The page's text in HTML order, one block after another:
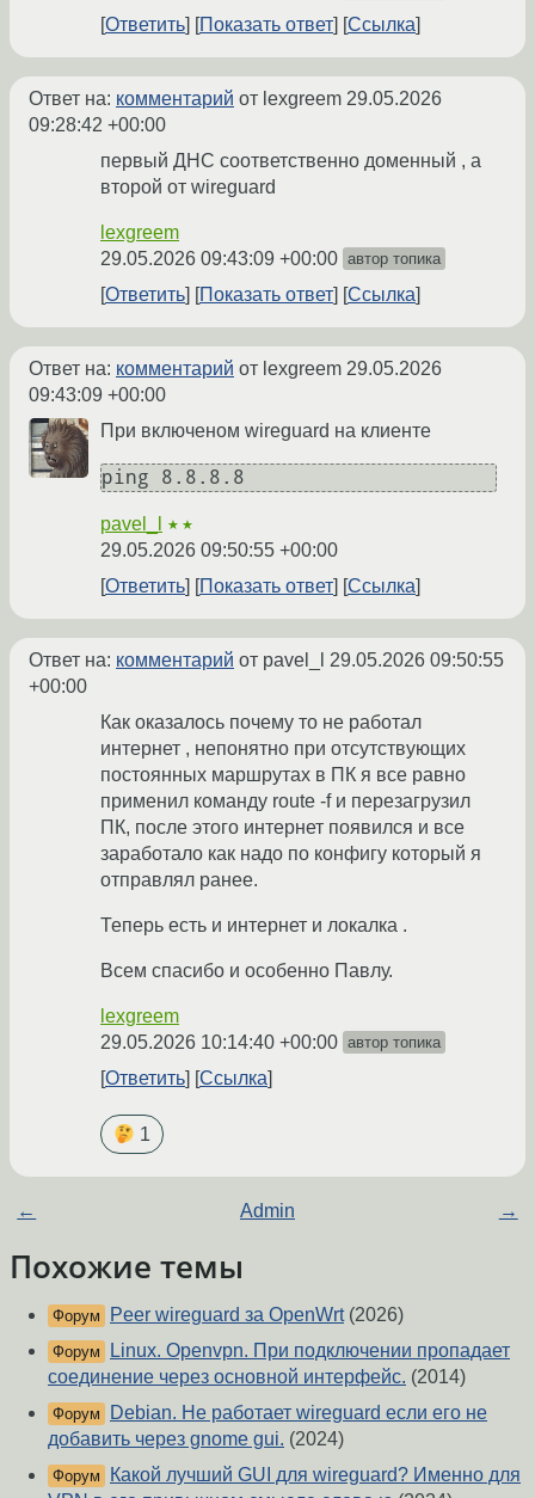
Ответить Показать ответ Ссылка
Ответ на: комментарий от lexgreem 29.05.2026
09:28:42 +00:00
первый ДНС соответственно доменный , а
второй от wireguard
lexgreem
29.05.2026 09:43:09 +00:00 автор топика
Ответить Показать ответ Ссылка
Ответ на: комментарий от lexgreem 29.05.2026
09:43:09 +00:00
При включеном wireguard на клиенте
pavel_l ★★
29.05.2026 09:50:55 +00:00
Ответить
Показать ответ Ссылка
Ответ на: комментарий от pavel_l 29.05.2026 09:50:55
+00:00
Как оказалось почему то не работал
интернет , непонятно при отсутствующих
постоянных маршрутах в ПК я все равно
применил команду route -f и перезагрузил
ПК, после этого интернет появился и все
заработало как надо по конфигу который я
отправлял ранее.
Теперь есть и интернет и локалка .
Всем спасибо и особенно Павлу.
lexgreem
29.05.2026 10:14:40 +00:00 автор топика
Ответить Ссылка
1
← Admin →
Похожие темы
Форум Peer wireguard за OpenWrt(2026)
Форум
Linux. Openvpn. При подключении пропадает
соединение через основной интерфейс. (2014)
Форум
Debian. Не работает wireguard если его не
добавить через gnome gui. (2024)
Форум
Какой лучший GUI для wireguard? Именно для